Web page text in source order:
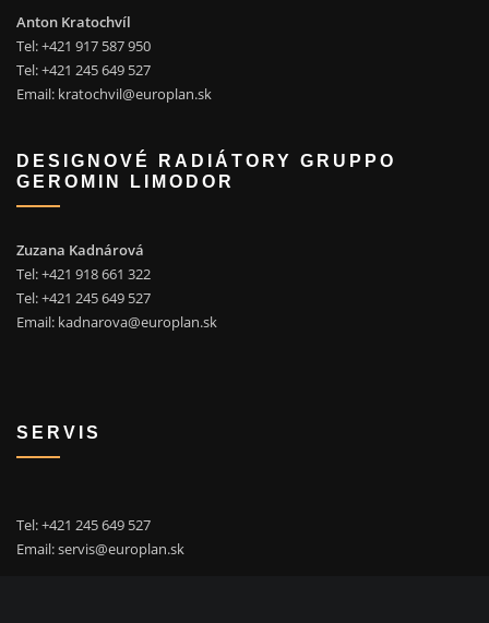
Anton Kratochvíl
Tel: +421 917 587 950
Tel: +421 245 649 527
Email: kratochvil@europlan.sk
DESIGNOVÉ RADIÁTORY GRUPPO
GEROMIN LIMODOR
Zuzana Kadnárová
Tel: +421 918 661 322
Tel: +421 245 649 527
Email: kadnarova@europlan.sk
SERVIS
Tel: +421 245 649 527
Email:servis@europlan.sk